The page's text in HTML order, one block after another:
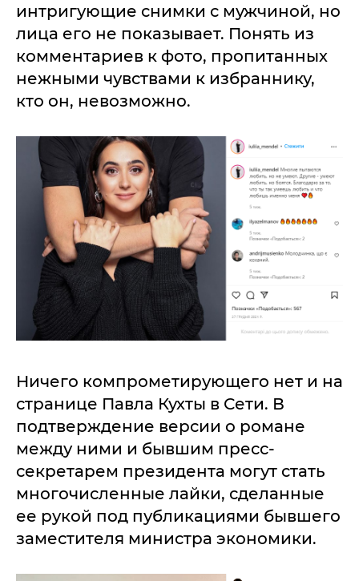
интригующие снимки с мужчиной, но
лица его не показывает. Понять из
комментариев к фото, пропитанных
нежными чувствами к избраннику,
кто он, невозможно.
Ничего компрометирующего нет и на
странице Павла Кухты в Сети. В
подтверждение версии о романе
между ними и бывшим пресс-
секретарем президента могут стать
многочисленные лайки, сделанные
ее рукой под публикациями бывшего
заместителя министра экономики.